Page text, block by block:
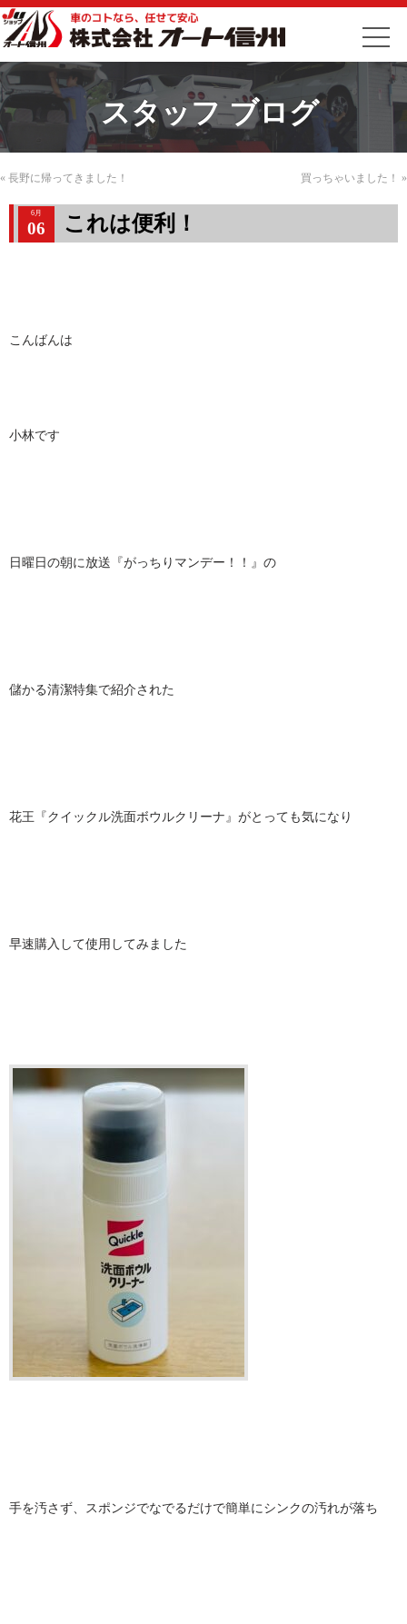
スタッフ ブログ
« 長野に帰ってきました！ 買っちゃいました！ »
6月
06 これは便利！
こんばんは
小林です
日曜日の朝に放送『がっちりマンデー！！』の
儲かる清潔特集で紹介された
花王『クイックル洗面ボウルクリーナ』がとっても気になり
早速購入して使用してみました
手を汚さず、スポンジでなでるだけで簡単にシンクの汚れが落ち